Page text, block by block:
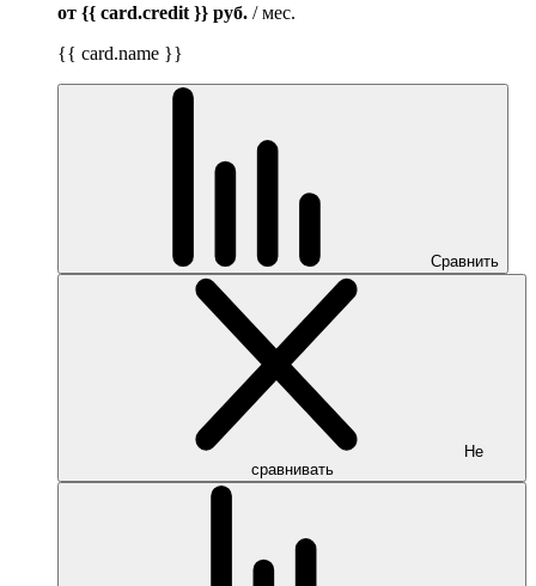
от {{ card.credit }} руб. / мес.
{{ card.name }}
Сравнить
Не
сравнивать